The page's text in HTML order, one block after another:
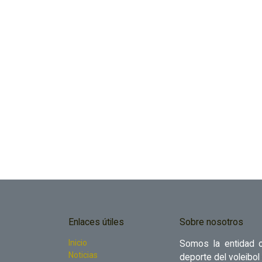
Enlaces útiles
Inicio
Noticias
Sobre nosotros
Somos la entidad
deporte del voleibol